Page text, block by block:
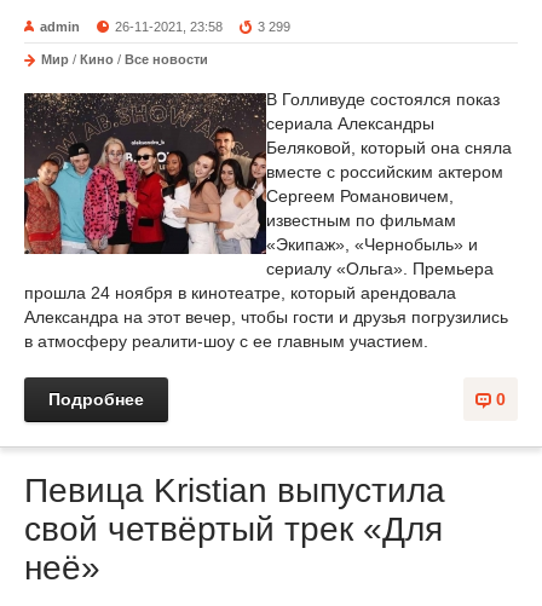
admin 26-11-2021, 23:58 3 299
Мир / Кино / Все новости
В Голливуде состоялся показ
сериала Александры
Беляковой, который она сняла
вместе с российским актером
Сергеем Романовичем,
известным по фильмам
«Экипаж», «Чернобыль» и
сериалу «Ольга». Премьера
прошла 24 ноября в кинотеатре, который арендовала
Александра на этот вечер, чтобы гости и друзья погрузились
в атмосферу реалити-шоу с ее главным участием.
0
Подробнее
Певица Kristian выпустила
свой четвёртый трек «Для
неё»